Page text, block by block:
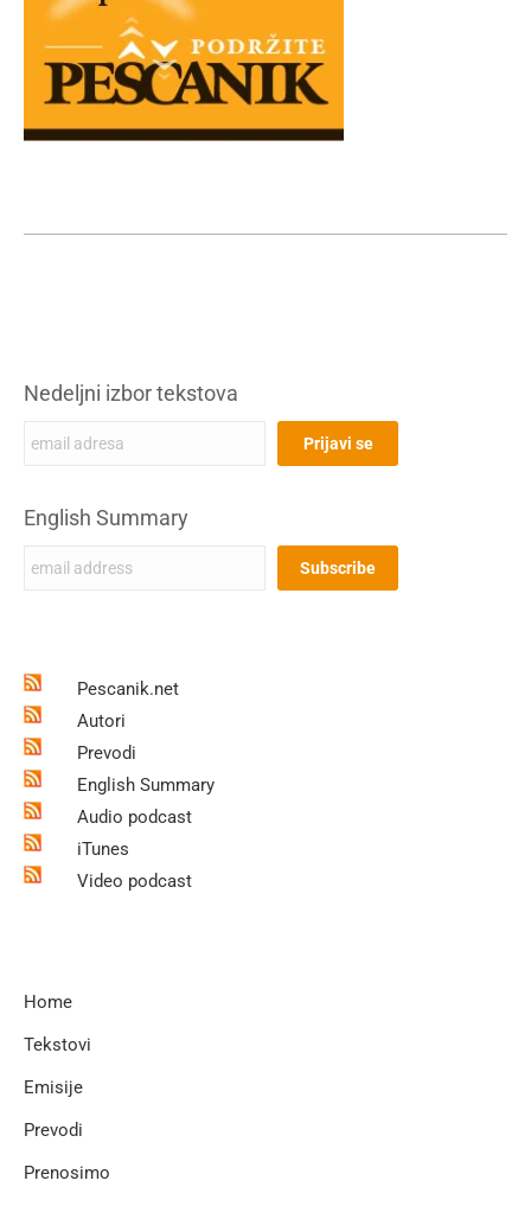
Nedeljni izbor tekstova
English Summary
Pescanik.net
Autori
Prevodi
English Summary
Audio podcast
iTunes
Video podcast
Home
Tekstovi
Emisije
Prevodi
Prenosimo